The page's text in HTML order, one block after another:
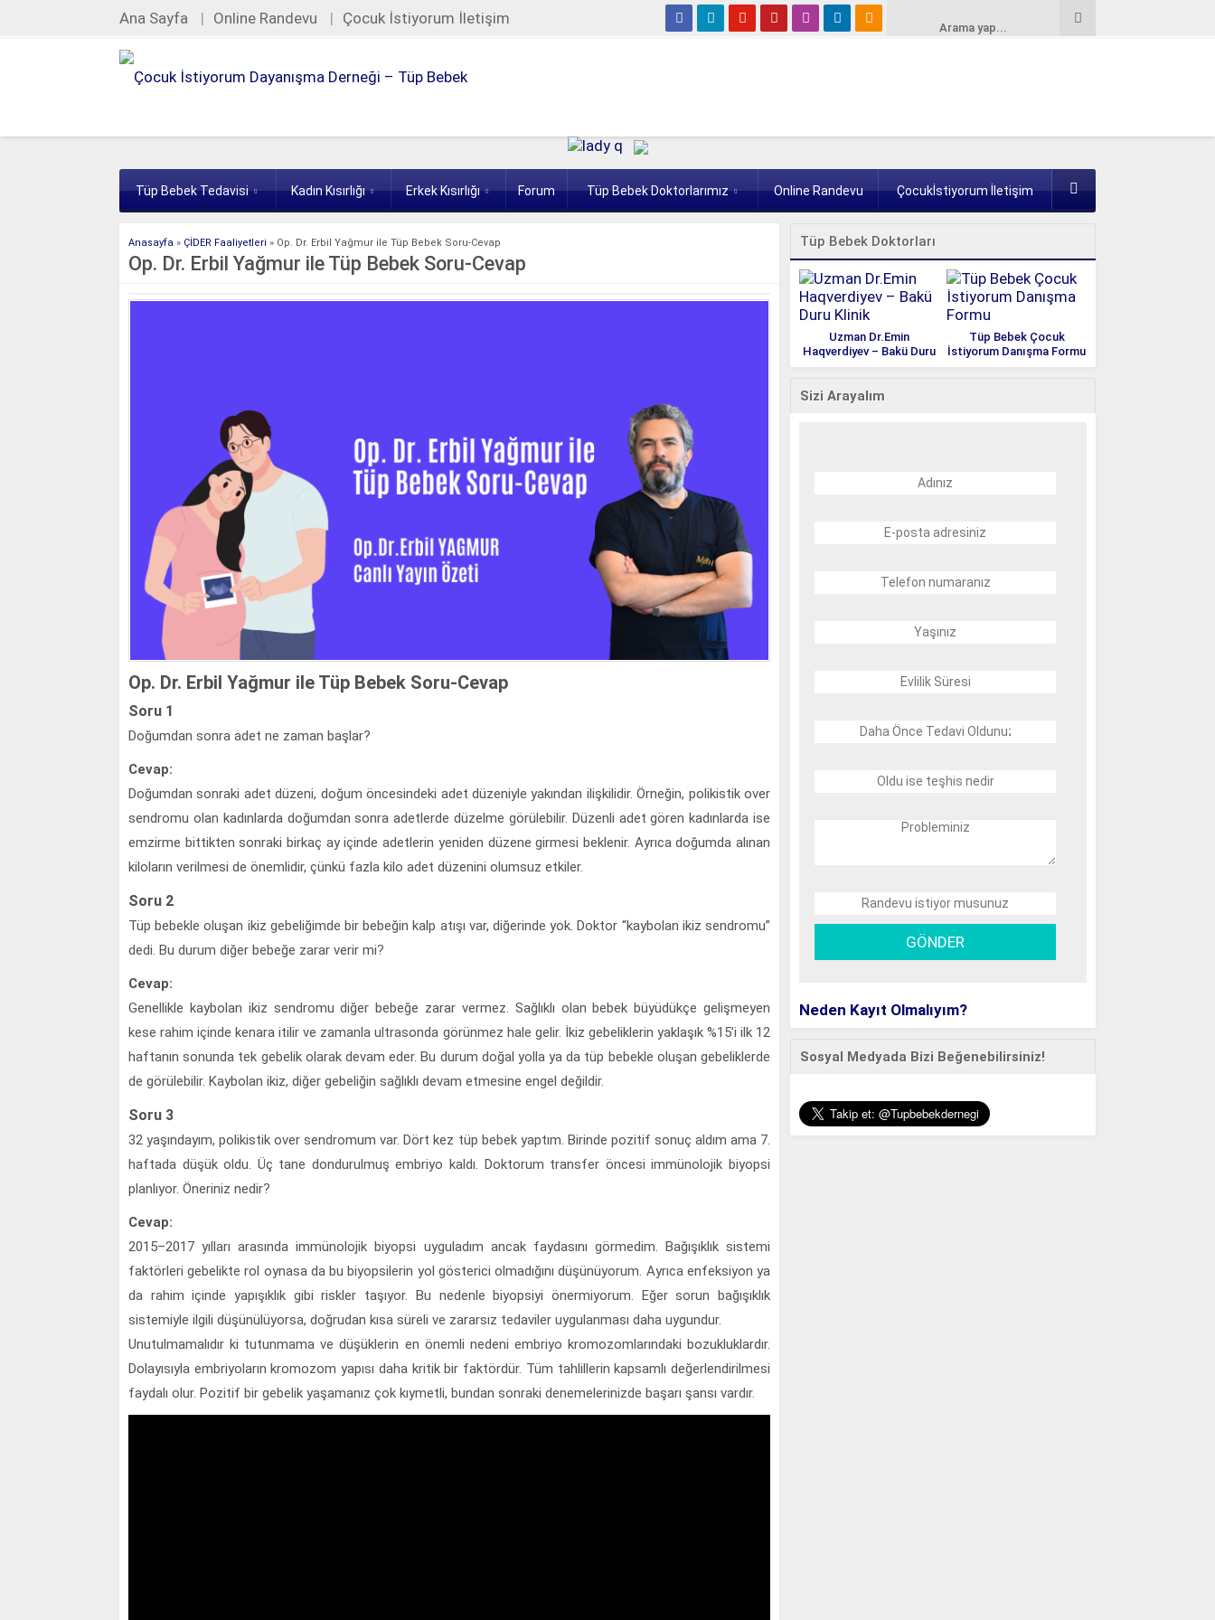
Ana Sayfa Online Randevu Çocuk İstiyorum İletişim
Tüp Bebek Tedavisi Kadın Kısırlığı Erkek Kısırlığı Forum Tüp Bebek Doktorlarımız Online Randevu Çocukİstiyorum İletişim
Anasayfa » ÇİDER Faaliyetleri » Op. Dr. Erbil Yağmur ile Tüp Bebek Soru-Cevap
Op. Dr. Erbil Yağmur ile Tüp Bebek Soru-Cevap
Op. Dr. Erbil Yağmur ile Tüp Bebek Soru-Cevap
Soru 1
Doğumdan sonra adet ne zaman başlar?
Cevap:
Doğumdan sonraki adet düzeni, doğum öncesindeki adet düzeniyle yakından ilişkilidir. Örneğin, polikistik over
sendromu olan kadınlarda doğumdan sonra adetlerde düzelme görülebilir. Düzenli adet gören kadınlarda ise
emzirme bittikten sonraki birkaç ay içinde adetlerin yeniden düzene girmesi beklenir. Ayrıca doğumda alınan
kiloların verilmesi de önemlidir, çünkü fazla kilo adet düzenini olumsuz etkiler.
Soru 2
Tüp bebekle oluşan ikiz gebeliğimde bir bebeğin kalp atışı var, diğerinde yok. Doktor “kaybolan ikiz sendromu”
dedi. Bu durum diğer bebeğe zarar verir mi?
Cevap:
Genellikle kaybolan ikiz sendromu diğer bebeğe zarar vermez. Sağlıklı olan bebek büyüdükçe gelişmeyen
kese rahim içinde kenara itilir ve zamanla ultrasonda görünmez hale gelir. İkiz gebeliklerin yaklaşık %15’i ilk 12
haftanın sonunda tek gebelik olarak devam eder. Bu durum doğal yolla ya da tüp bebekle oluşan gebeliklerde
de görülebilir. Kaybolan ikiz, diğer gebeliğin sağlıklı devam etmesine engel değildir.
Soru 3
32 yaşındayım, polikistik over sendromum var. Dört kez tüp bebek yaptım. Birinde pozitif sonuç aldım ama 7.
haftada düşük oldu. Üç tane dondurulmuş embriyo kaldı. Doktorum transfer öncesi immünolojik biyopsi
planlıyor. Öneriniz nedir?
Cevap:
2015–2017 yılları arasında immünolojik biyopsi uyguladım ancak faydasını görmedim. Bağışıklık sistemi
faktörleri gebelikte rol oynasa da bu biyopsilerin yol gösterici olmadığını düşünüyorum. Ayrıca enfeksiyon ya
da rahim içinde yapışıklık gibi riskler taşıyor. Bu nedenle biyopsiyi önermiyorum. Eğer sorun bağışıklık
sistemiyle ilgili düşünülüyorsa, doğrudan kısa süreli ve zararsız tedaviler uygulanması daha uygundur.
Unutulmamalıdır ki tutunmama ve düşüklerin en önemli nedeni embriyo kromozomlarındaki bozukluklardır.
Dolayısıyla embriyoların kromozom yapısı daha kritik bir faktördür. Tüm tahlillerin kapsamlı değerlendirilmesi
faydalı olur. Pozitif bir gebelik yaşamanız çok kıymetli, bundan sonraki denemelerinizde başarı şansı vardır.
Tüp Bebek Doktorları
Uzman Dr.Emin
Haqverdiyev – Bakü Duru
Klinik
Tüp Bebek Çocuk
İstiyorum Danışma Formu
Sizi Arayalım
Neden Kayıt Olmalıyım?
Sosyal Medyada Bizi Beğenebilirsiniz!